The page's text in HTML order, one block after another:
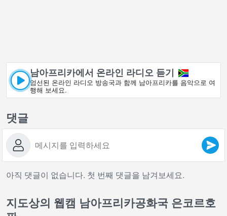
남아프리카에서 온라인 라디오 듣기
엄선된 온라인 라디오 방송국과 함께 남아프리카를 음악으로 여
행해 보세요.
댓글
아직 댓글이 없습니다. 첫 번째 댓글을 남겨보세요.
지도상의 웹캠 남아프리카공화국 은코르호